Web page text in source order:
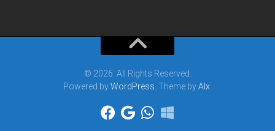
© 2026. All Rights Reserved.
Powered byWordPress . Theme byAlx